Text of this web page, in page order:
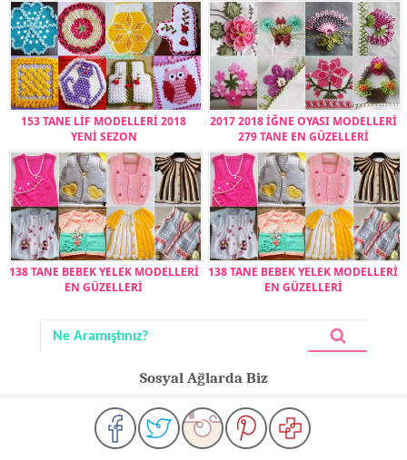
153 TANE LİF MODELLERİ 2018
YENİ SEZON
2017 2018 İĞNE OYASI MODELLERİ
279 TANE EN GÜZELLERİ
138 TANE BEBEK YELEK MODELLERİ
EN GÜZELLERİ
138 TANE BEBEK YELEK MODELLERİ
EN GÜZELLERİ
Sosyal Ağlarda Biz